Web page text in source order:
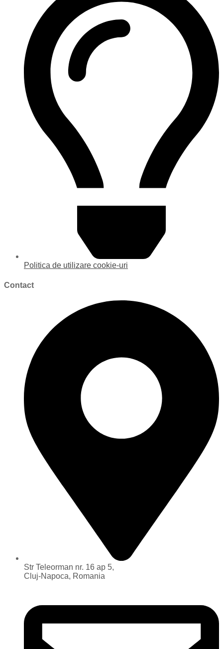
Politica de utilizare cookie-uri
Contact
Str Teleorman nr. 16 ap 5,
Cluj-Napoca, Romania